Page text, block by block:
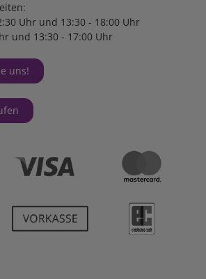
Uhr und 13:30 - 18:00 Uhr
und 13:30 - 17:00 Uhr
uns!